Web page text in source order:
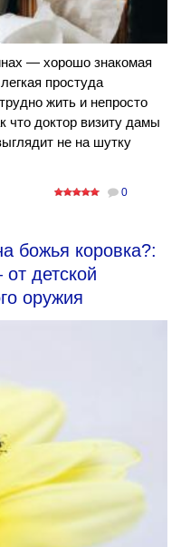
— хорошо знакомая
простуда
жить и непросто
что доктор визиту дамы
не на шутку
0
божья коровка?:
детской
оружия